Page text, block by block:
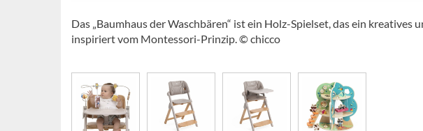
Das „Baumhaus der Waschbären“ ist ein Holz-Spielset, das ein
inspiriert vom Montessori-Prinzip. © chicco